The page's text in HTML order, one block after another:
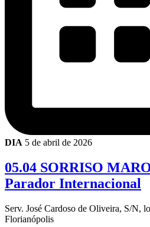
DIA 5 de abril de 2026
05.04 SORRISO
Parador Internacional
Serv. José Cardoso de Oliveira, S/N,
Florianópolis